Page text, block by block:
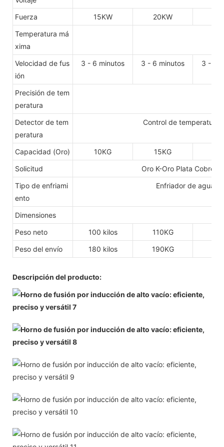
Fuerza
15KW 20KW
Temperatura má
xima
Velocidad de fus
ión
3 - 6 minutos 3 - 6 minutos 3 - 6
Precisión de tem
peratura
Detector de tem
peratura
Control de temperatura
Capacidad (Oro) 10KG 15KG
Solicitud
Oro K-Oro Plata Cobre
Tipo de enfriami
ento
Enfriador de agua
Dimensiones
Peso neto
100 kilos 110KG
Peso del envío
180 kilos 190KG
Descripción del producto: